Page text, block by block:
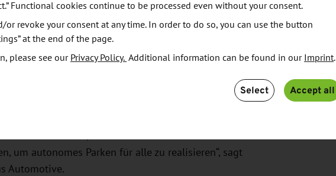
6. bis 12. September die Zusammenarbeit
erleben: Gemeinsam mit Ford, BMW,
Automotive-Software-Tochter CARIAD
gemeinsame Fahrdemonstration im IAA-
Valet Parking (AVP) wird vor allem die
mit mehreren Fahrzeugherstellern und weiteren
live miterleben, wie wir mit verschiedenen
um autonomes Parken für alle zu realisieren“, sagt
Automotive.
Functional cookies continue to be processed even without your consent.
or revoke your consent at any time. In order to do so, you can use the button
at the end of the page.
please see our Privacy Policy. Additional information can be found in our Imprint.
Select Accept all